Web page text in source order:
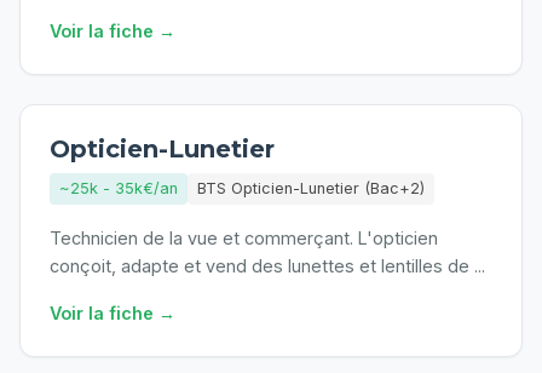
Voir la fiche →
Opticien-Lunetier
~25k - 35k€/an BTS Opticien-Lunetier (Bac+2)
Technicien de la vue et commerçant. L'opticien
conçoit, adapte et vend des lunettes et lentilles de ...
Voir la fiche →